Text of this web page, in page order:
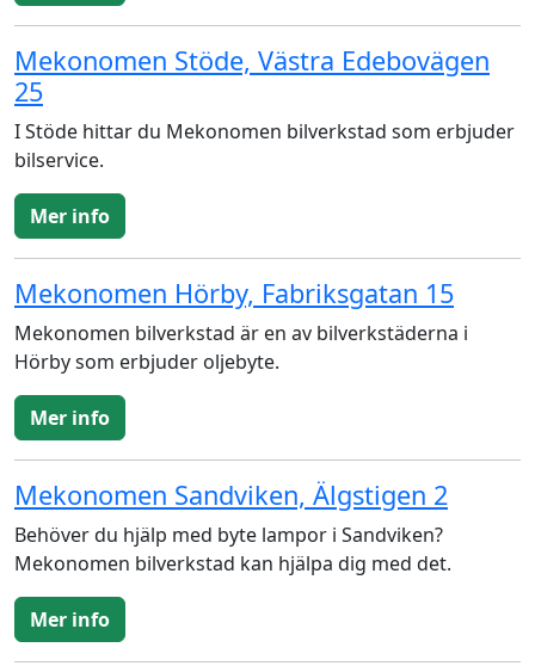
Mekonomen Stöde, Västra Edebovägen
25
I Stöde hittar du Mekonomen bilverkstad som erbjuder
bilservice.
Mer info
Mekonomen Hörby, Fabriksgatan 15
Mekonomen bilverkstad är en av bilverkstäderna i
Hörby som erbjuder oljebyte.
Mer info
Mekonomen Sandviken, Älgstigen 2
Behöver du hjälp med byte lampor i Sandviken?
Mekonomen bilverkstad kan hjälpa dig med det.
Mer info